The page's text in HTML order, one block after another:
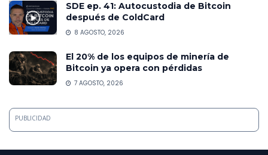
SDE ep. 41: Autocustodia de Bitcoin
después de ColdCard
8 AGOSTO, 2026
El 20% de los equipos de minería de
Bitcoin ya opera con pérdidas
7 AGOSTO, 2026
PUBLICIDAD